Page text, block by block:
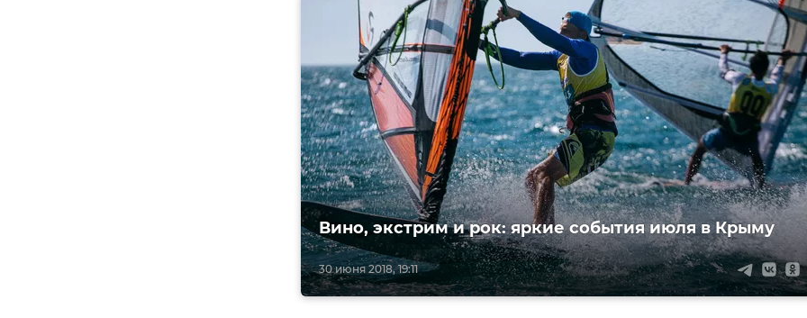
30 июня 2018, 19:11
Вино, экстрим и рок: яркие события июля в Крыму